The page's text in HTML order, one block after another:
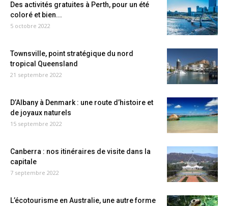
Des activités gratuites à Perth, pour un été
coloré et bien...
5 octobre 2022
Townsville, point stratégique du nord
tropical Queensland
21 septembre 2022
D’Albany à Denmark : une route d’histoire et
de joyaux naturels
15 septembre 2022
Canberra : nos itinéraires de visite dans la
capitale
7 septembre 2022
L’écotourisme en Australie, une autre forme